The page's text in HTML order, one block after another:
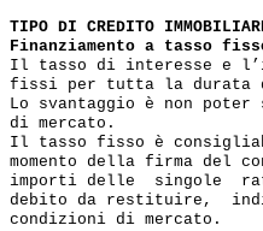
TIPO DI CREDITO
Finanziamento a tasso
Il tasso di interesse e
fissi per tutta la durata
Lo svantaggio è non
di mercato.
Il tasso fisso è
momento della firma del
importi delle  singole
debito da restituire,
condizioni di mercato.